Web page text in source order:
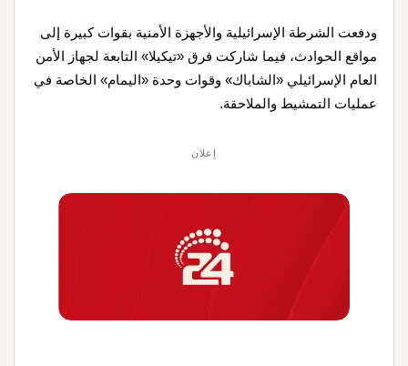
ودفعت الشرطة الإسرائيلية والأجهزة الأمنية بقوات كبيرة إلى
مواقع الحوادث، فيما شاركت فرق «تيكيلا» التابعة لجهاز الأمن
العام الإسرائيلي «الشاباك» وقوات وحدة «اليمام» الخاصة في
عمليات التمشيط والملاحقة.
إعلان